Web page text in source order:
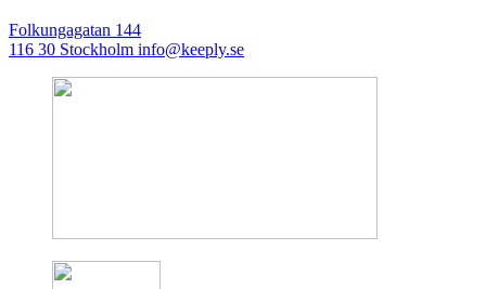
Folkungagatan 144
116 30 Stockholm info@keeply.se